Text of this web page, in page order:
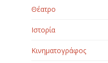
Θέατρο
Ιστορία
Κινηματογράφος